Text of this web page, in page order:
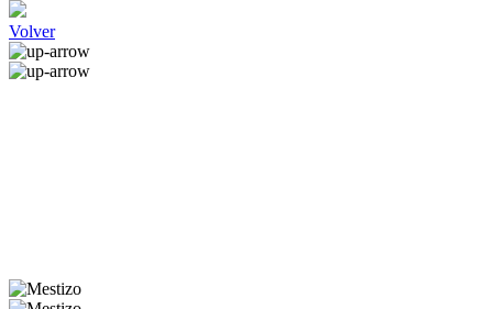
Volver